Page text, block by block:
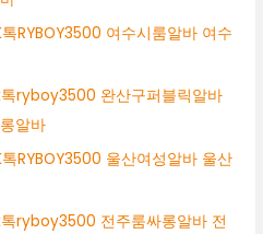
RYBOY3500 여수시룸알바 여수
ryboy3500 완산구퍼블릭알바
알바
RYBOY3500 울산여성알바 울산
ryboy3500 전주룸싸롱알바 전